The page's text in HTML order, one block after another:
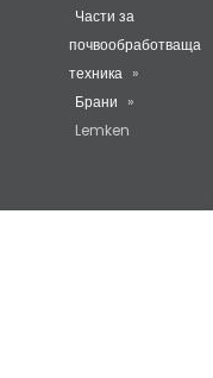
Части за
почвообработваща
техника »
Брани »
Lemken